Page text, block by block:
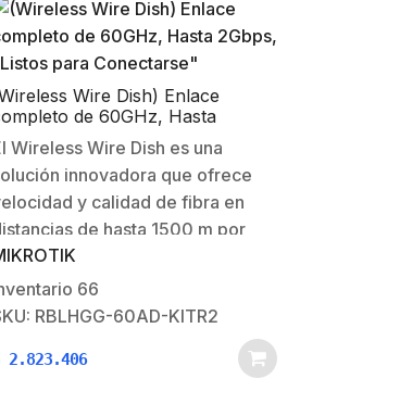
Wire Dish) Enlace
de 60GHz, Hasta
“Listos para Conectarse”
Wireless Wire Dish es una
innovadora que ofrece
y calidad de fibra en
de hasta 1500 m por
fracción del precio.Este
kit crea un enlace
de 60 GHz cifrado
AES seguro que no se ve afectado
el…
66
RBLHGG-60AD-KITR2
2.823.406